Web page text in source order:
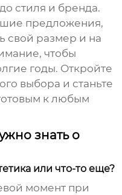
стиля и бренда.
предложения,
свой размер и на
чтобы
годы. Откройте
выбора и станьте
к любым
знать о
или что-то еще?
момент при